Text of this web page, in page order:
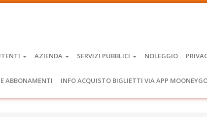
AZIENDA SERVIZI PUBBLICI NOLEGGIO
ABBONAMENTI INFO ACQUISTO BIGLIETTI VIA APP